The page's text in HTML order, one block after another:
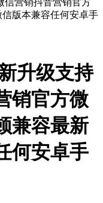
升级支持
销官方微
兼容最新
何安卓手